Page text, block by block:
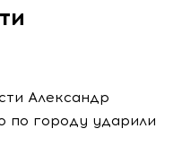
Александр
по городу ударили